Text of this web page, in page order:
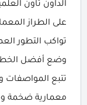
الداون تاون
على الطراز
تواكب التطور
وضع أفضل الخطط
تتبع المواصفات
معمارية ضخمة